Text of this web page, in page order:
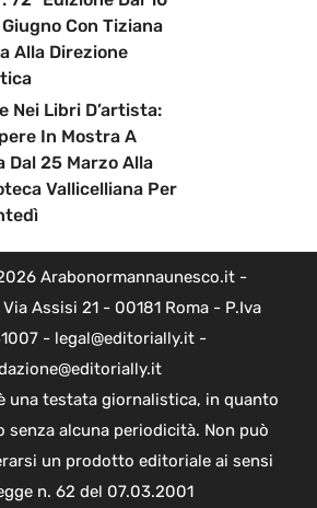
Giugno Con Tiziana
Alla Direzione
Nei Libri D’artista:
In Mostra A
Dal 25 Marzo Alla
Vallicelliana Per
Arabonormannaunesco.it -
Assisi 21 - 00181 Roma - P.Iva
- legal@editorially.it -
una testata giornalistica, in quanto
senza alcuna periodicità. Non può
un prodotto editoriale ai sensi
n. 62 del 07.03.2001